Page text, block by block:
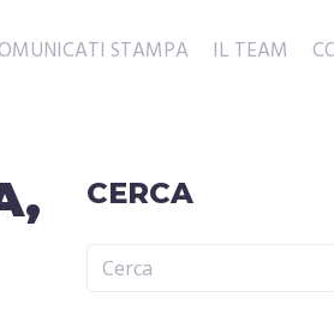
STAMPA IL TEAM
CERCA